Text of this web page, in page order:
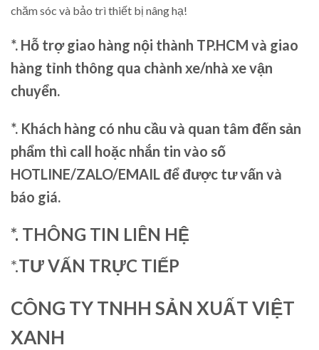
chăm sóc và bảo trì thiết bị nâng hạ!
*. Hỗ trợ giao hàng nội thành TP.HCM và giao
hàng tỉnh thông qua chành xe/nhà xe vận
chuyển.
*. Khách hàng có nhu cầu và quan tâm đến sản
phẩm thì call hoặc nhắn tin vào số
HOTLINE/ZALO/EMAIL để được tư vấn và
báo giá.
*. THÔNG TIN LIÊN HỆ
*.TƯ VẤN TRỰC TIẾP
CÔNG TY TNHH SẢN XUẤT VIỆT
XANH